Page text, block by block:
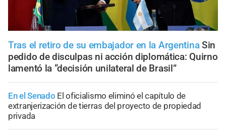
Tras el retiro de su embajador en la Argentina Sin
pedido de disculpas ni acción diplomática: Quirno
lamentó la “decisión unilateral de Brasil”
En el Senado El oficialismo eliminó el capítulo de
extranjerización de tierras del proyecto de propiedad
privada